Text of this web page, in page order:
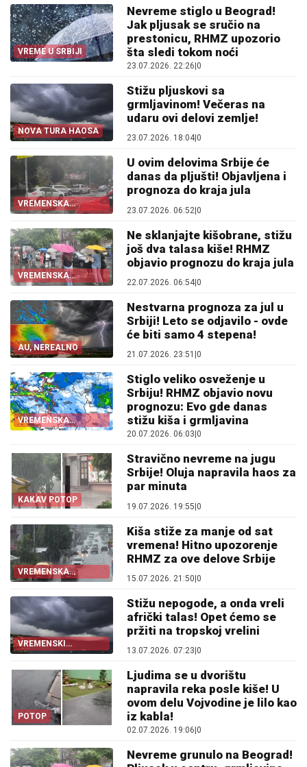
VREME U SRBIJI
Nevreme stiglo u Beograd!
Jak pljusak se sručio na
prestonicu, RHMZ upozorio
šta sledi tokom noći
23.07.2026. 22:26 0
NOVA TURA HAOSA
Stižu pljuskovi sa
grmljavinom! Večeras na
udaru ovi delovi zemlje!
23.07.2026. 18:04 0
VREMENSKA
PROGNOZA
U ovim delovima Srbije će
danas da pljušti! Objavljena i
prognoza do kraja jula
23.07.2026. 06:52|0
VREMENSKA
PROGNOZA
Ne sklanjajte kišobrane, stižu
još dva talasa kiše! RHMZ
objavio prognozu do kraja jula
22.07.2026. 06:54 0
AU, NEREALNO
Nestvarna prognoza za jul u
Srbiji! Leto se odjavilo - ovde
će biti samo 4 stepena!
21.07.2026. 23:51 0
VREMENSKA
PROGNOZA
Stiglo veliko osveženje u
Srbiju! RHMZ objavio novu
prognozu: Evo gde danas
stižu kiša i grmljavina
20.07.2026. 06:03 0
KAKAV POTOP
Stravično nevreme na jugu
Srbije! Oluja napravila haos za
par minuta
19.07.2026. 19:55|0
VREMENSKA
PROGNOZA
Kiša stiže za manje od sat
vremena! Hitno upozorenje
RHMZ za ove delove Srbije
15.07.2026. 21:50 0
VREMENSKI
ROLERKOSTER
Stižu nepogode, a onda vreli
afrički talas! Opet ćemo se
pržiti na tropskoj vrelini
13.07.2026. 07:23 0
POTOP
Ljudima se u dvorištu
napravila reka posle kiše! U
ovom delu Vojvodine je lilo kao
iz kabla!
02.07.2026. 19:06 0
Nevreme grunulo na Beograd!